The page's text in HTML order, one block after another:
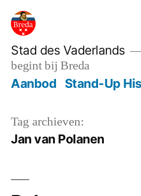
naar
inhoud
Stad des Vaderlands
begint bij Breda
Aanbod Stand-Up
Tag archieven:
Jan van Polanen